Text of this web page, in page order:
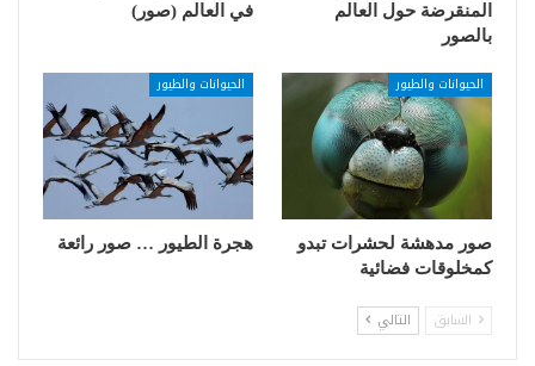
المنقرضة حول العالم
بالصور
في العالم (صور)
الحيوانات والطيور
صور مدهشة لحشرات تبدو
كمخلوقات فضائية
الحيوانات والطيور
هجرة الطيور … صور رائعة
السابق التالي